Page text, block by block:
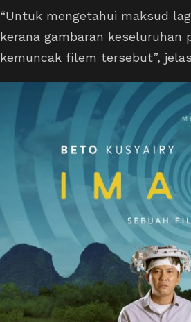
“Untuk mengetahui maksud
kerana gambaran keseluruhan
kemuncak filem tersebut”,